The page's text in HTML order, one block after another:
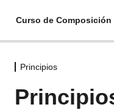
Curso de
Principios
Principios de
Principios